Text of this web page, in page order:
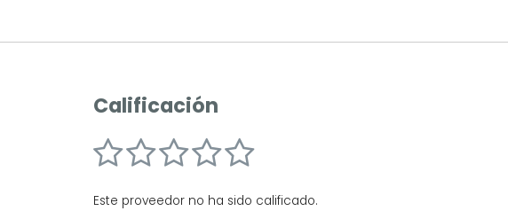
Calificación
Este proveedor no ha sido calificado.